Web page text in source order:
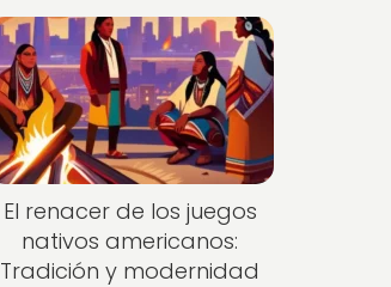
El renacer de los juegos
nativos americanos:
Tradición y modernidad